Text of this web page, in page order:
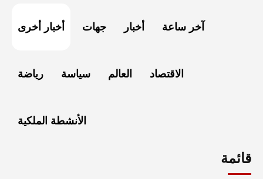
أخبار أخرى جهات أخبار آخر ساعة
رياضة سياسة العالم الاقتصاد
الأنشطة الملكية
قائمة